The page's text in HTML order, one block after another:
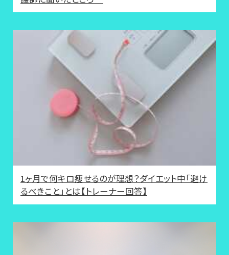
1ヶ月で何キロ痩せるのが理想？ダイエット中「避け
るべきこと」とは【トレーナー回答】